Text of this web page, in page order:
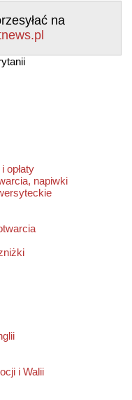
na
opłaty
napiwki
i Walii